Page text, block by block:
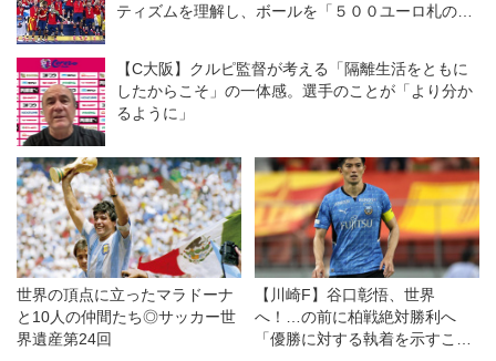
ティズムを理解し、ボールを「５００ユーロ札のよ
【C大阪】クルピ監督が考える「隔離生活をともに
したからこそ」の一体感。選手のことが「より分か
るように」
世界の頂点に立ったマラドーナ
と10人の仲間たち◎サッカー世
界遺産第24回
【川崎F】谷口彰悟、世界
へ！…の前に柏戦絶対勝利へ
「優勝に対する執着を示すこと